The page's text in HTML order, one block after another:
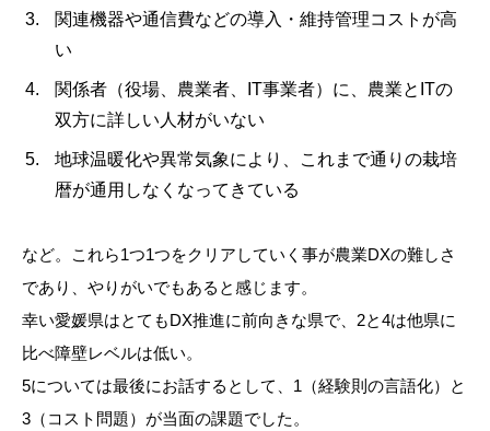
関連機器や通信費などの導入・維持管理コストが高
い
関係者（役場、農業者、IT事業者）に、農業とITの
双方に詳しい人材がいない
地球温暖化や異常気象により、これまで通りの栽培
暦が通用しなくなってきている
など。これら1つ1つをクリアしていく事が農業DXの難しさ
であり、やりがいでもあると感じます。
幸い愛媛県はとてもDX推進に前向きな県で、2と4は他県に
比べ障壁レベルは低い。
5については最後にお話するとして、1（経験則の言語化）と
3（コスト問題）が当面の課題でした。